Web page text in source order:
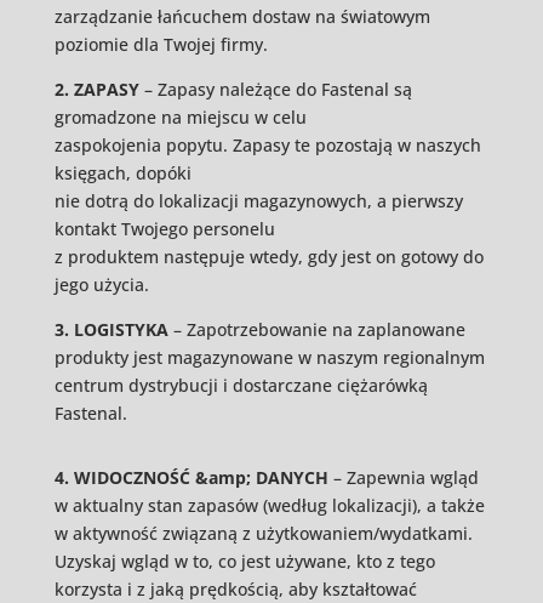
zarządzanie łańcuchem dostaw na światowym
poziomie dla Twojej firmy.
2. ZAPASY – Zapasy należące do Fastenal są
gromadzone na miejscu w celu
zaspokojenia popytu. Zapasy te pozostają w naszych
księgach, dopóki
nie dotrą do lokalizacji magazynowych, a pierwszy
kontakt Twojego personelu
z produktem następuje wtedy, gdy jest on gotowy do
jego użycia.
3. LOGISTYKA – Zapotrzebowanie na zaplanowane
produkty jest magazynowane w naszym regionalnym
centrum dystrybucji i dostarczane ciężarówką
Fastenal.
4. WIDOCZNOŚĆ &amp; DANYCH – Zapewnia wgląd
w aktualny stan zapasów (według lokalizacji), a także
w aktywność związaną z użytkowaniem/wydatkami.
Uzyskaj wgląd w to, co jest używane, kto z tego
korzysta i z jaką prędkością, aby kształtować